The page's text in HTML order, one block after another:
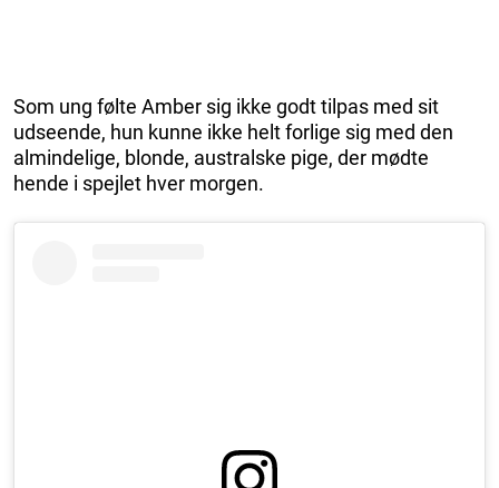
Som ung følte Amber sig ikke godt tilpas med sit
udseende, hun kunne ikke helt forlige sig med den
almindelige, blonde, australske pige, der mødte
hende i spejlet hver morgen.